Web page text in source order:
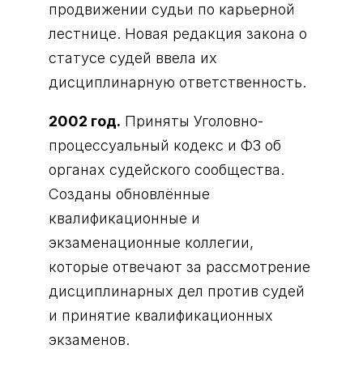
продвижении судьи по карьерной
лестнице. Новая редакция закона о
статусе судей ввела их
дисциплинарную ответственность.
2002 год. Приняты Уголовно-
процессуальный кодекс и ФЗ об
органах судейского сообщества.
Созданы обновлённые
квалификационные и
экзаменационные коллегии,
которые отвечают за рассмотрение
дисциплинарных дел против судей
и принятие квалификационных
экзаменов.